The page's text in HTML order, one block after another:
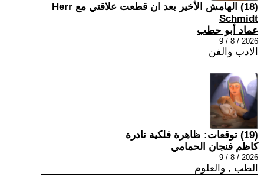
(18) الهامش الأخير بعد ان قطعت علاقتي مع Herr
Schmidt
عماد أبو حطب
2026 / 8 / 9
الادب والفن
(19) توقعات: ظاهرة فلكية نادرة
كاظم فنجان الحمامي
2026 / 8 / 9
الطب , والعلوم